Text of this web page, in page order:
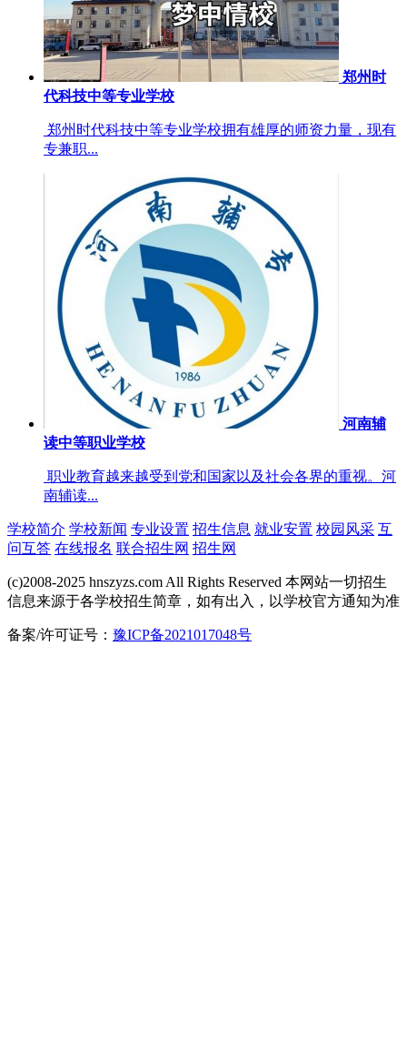
郑州时
代科技中等专业学校
郑州时代科技中等专业学校拥有雄厚的师资力量，现有
专兼职...
河南辅
读中等职业学校
职业教育越来越受到党和国家以及社会各界的重视。河
南辅读...
学校简介 学校新闻 专业设置 招生信息 就业安置 校园风采 互
问互答 在线报名 联合招生网 招生网
(c)2008-2025 hnszyzs.com All Rights Reserved 本网站一切招生
信息来源于各学校招生简章，如有出入，以学校官方通知为准
备案/许可证号： 豫ICP备2021017048号